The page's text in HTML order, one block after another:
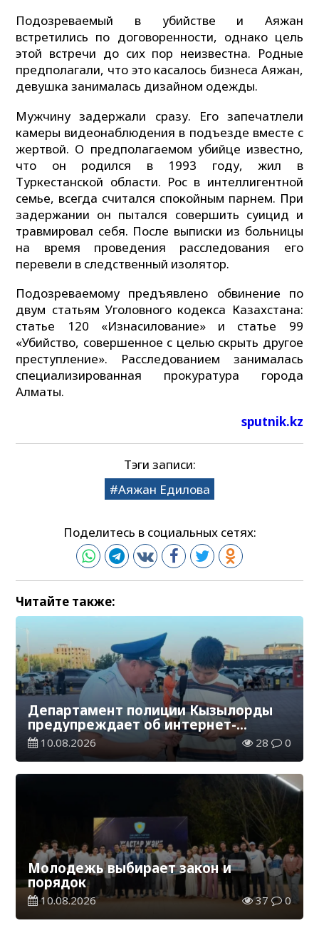
Подозреваемый в убийстве и Аяжан
встретились по договоренности, однако цель
этой встречи до сих пор неизвестна. Родные
предполагали, что это касалось бизнеса Аяжан,
девушка занималась дизайном одежды.
Мужчину задержали сразу. Его запечатлели
камеры видеонаблюдения в подъезде вместе с
жертвой. О предполагаемом убийце известно,
что он родился в 1993 году, жил в
Туркестанской области. Рос в интеллигентной
семье, всегда считался спокойным парнем. При
задержании он пытался совершить суицид и
травмировал себя. После выписки из больницы
на время проведения расследования его
перевели в следственный изолятор.
Подозреваемому предъявлено обвинение по
двум статьям Уголовного кодекса Казахстана:
статье 120 «Изнасилование» и статье 99
«Убийство, совершенное с целью скрыть другое
преступление». Расследованием занималась
специализированная прокуратура города
Алматы.
sputnik.kz
Тэги записи:
Аяжан Едилова
Поделитесь в социальных сетях:
Читайте также:
Департамент полиции Кызылорды
предупреждает об интернет-
мошенничестве
10.08.2026 28 0
Молодежь выбирает закон и
порядок
10.08.2026 37 0